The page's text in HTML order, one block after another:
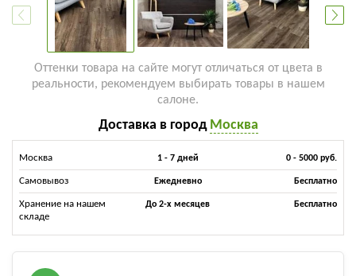
Оттенки товара на сайте могут отличаться от цвета в
реальности, рекомендуем выбирать товары в нашем
салоне.
Доставка в город Москва
Москва 1 - 7 дней 0 - 5000 руб.
Самовывоз Ежедневно Бесплатно
Хранение на нашем
складе
До 2-х месяцев Бесплатно